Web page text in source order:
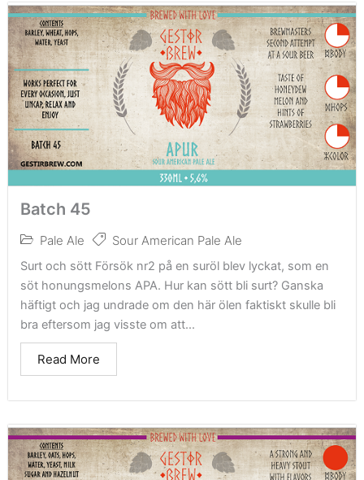
Batch 45
Pale Ale Sour American Pale Ale
Surt och sött Försök nr2 på en suröl blev lyckat, som en
söt honungsmelons APA. Hur kan sött bli surt? Ganska
häftigt och jag undrade om den här ölen faktiskt skulle bli
bra eftersom jag visste om att...
Read More